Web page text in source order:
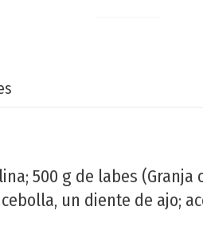
500 g de labes (Granja
un diente de ajo;